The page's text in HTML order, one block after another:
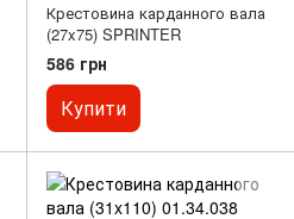
Крестовина карданного вала
(27x75) SPRINTER
586 грн
Купити